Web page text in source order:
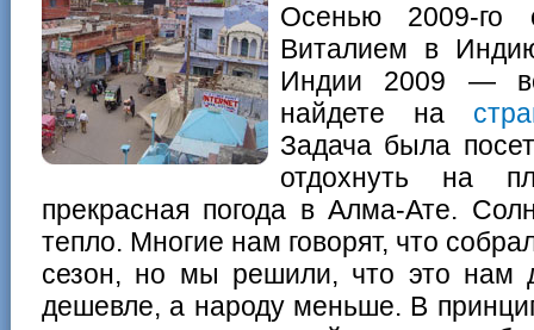
Осенью 2009-го
Виталием в
Индии 2009 —
найдете на
Задача была
отдохнуть на
прекрасная погода в Алма-Ате.
тепло. Многие нам говорят, что
сезон, но мы решили, что это нам
дешевле, а народу меньше. В